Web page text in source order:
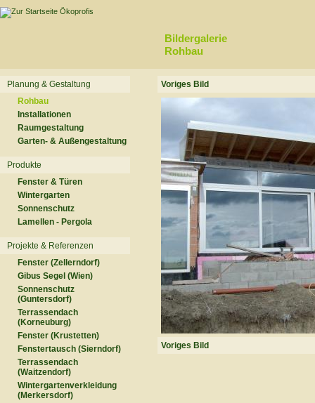
Bildergalerie
Rohbau
Planung & Gestaltung
Rohbau
Installationen
Raumgestaltung
Garten- & Außengestaltung
Produkte
Fenster & Türen
Wintergarten
Sonnenschutz
Lamellen - Pergola
Projekte & Referenzen
Fenster (Zellerndorf)
Gibus Segel (Wien)
Sonnenschutz
(Guntersdorf)
Terrassendach
(Korneuburg)
Fenster (Krustetten)
Fenstertausch (Sierndorf)
Terrassendach
(Waitzendorf)
Wintergartenverkleidung
(Merkersdorf)
Voriges Bild
Voriges Bild